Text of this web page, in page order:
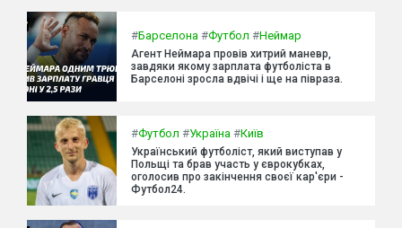
#Барселона #Футбол #Неймар
Агент Неймара провів хитрий маневр,
завдяки якому зарплата футболіста в
Барселоні зросла вдвічі і ще на півраза.
#Футбол #Україна #Київ
Український футболіст, який виступав у
Польщі та брав участь у єврокубках,
оголосив про закінчення своєї кар'єри -
Футбол24.